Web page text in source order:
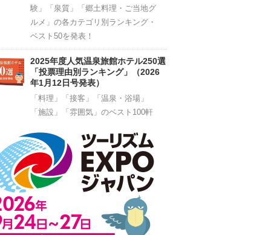
験」「泉質」「郷土料理・ご当地グ
ルメ」の各カテゴリ別ランキング・
ベスト50を発表！
2025年度人気温泉旅館ホテル250選
「投票理由別ランキング」（2026
年1月12日号発表）
「料理」「接客」「温泉・浴場」
「施設」「雰囲気」のベスト100軒